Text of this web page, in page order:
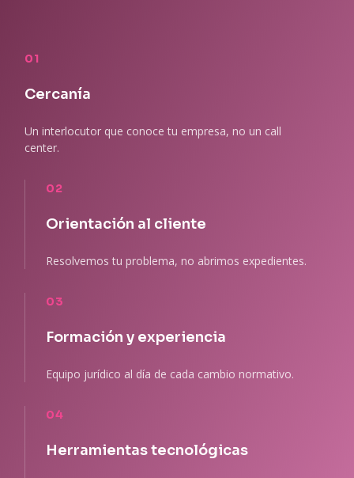
01
Cercanía
Un interlocutor que conoce tu empresa, no un call
center.
02
Orientación al cliente
Resolvemos tu problema, no abrimos expedientes.
03
Formación y experiencia
Equipo jurídico al día de cada cambio normativo.
04
Herramientas tecnológicas